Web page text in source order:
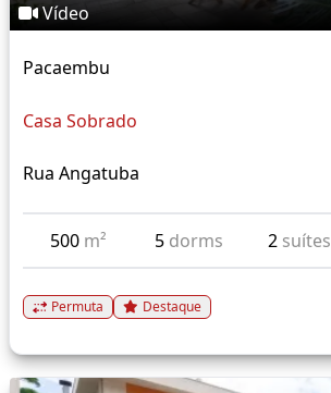
Vídeo
Pacaembu
Casa Sobrado
Rua Angatuba
500 m² 5 dorms 2 suítes
Permuta Destaque